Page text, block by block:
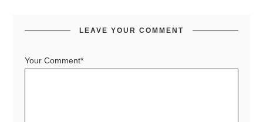
LEAVE YOUR COMMENT
Your Comment*